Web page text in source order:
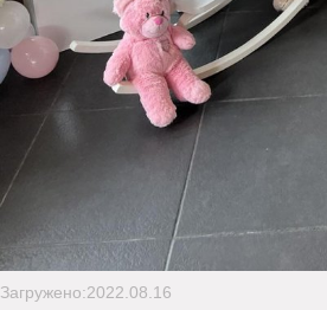
Загружено:2022.08.16